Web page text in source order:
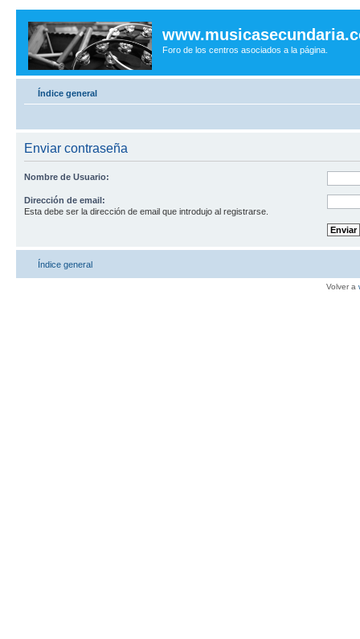
Foro de los centros asociados a la página.
Índice general
Enviar contraseña
Nombre de Usuario:
Dirección de email:
Esta debe ser la dirección de email que introdujo al registrarse.
Índice general
Volver a